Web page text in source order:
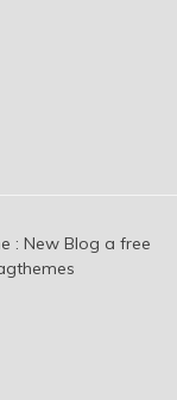
: New Blog a free